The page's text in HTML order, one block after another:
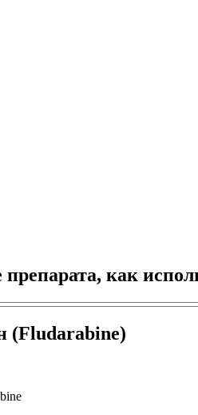
как
(Fludarabine)